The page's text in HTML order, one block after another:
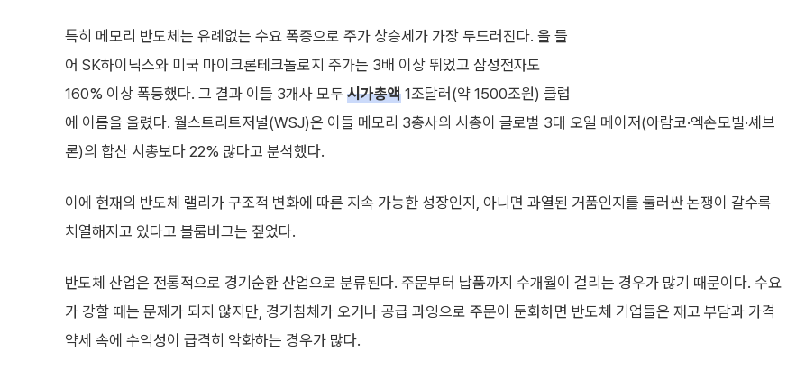
특히 메모리 반도체는 유례없는 수요 폭증으로 주가 상승세가 가장 두드러진다. 올 들
어 SK하이닉스와 미국 마이크론테크놀로지 주가는 3배 이상 뛰었고 삼성전자도
160% 이상 폭등했다. 그 결과 이들 3개사 모두 시가총액 1조달러(약 1500조원) 클럽
에 이름을 올렸다. 월스트리트저널(WSJ)은 이들 메모리 3총사의 시총이 글로벌 3대 오일 메이저(아람코·엑손모빌·셰브
론)의 합산 시총보다 22% 많다고 분석했다.
이에 현재의 반도체 랠리가 구조적 변화에 따른 지속 가능한 성장인지, 아니면 과열된 거품인지를 둘러싼 논쟁이 갈수록
치열해지고 있다고 블룸버그는 짚었다.
반도체 산업은 전통적으로 경기순환 산업으로 분류된다. 주문부터 납품까지 수개월이 걸리는 경우가 많기 때문이다. 수요
가 강할 때는 문제가 되지 않지만, 경기침체가 오거나 공급 과잉으로 주문이 둔화하면 반도체 기업들은 재고 부담과 가격
약세 속에 수익성이 급격히 악화하는 경우가 많다.